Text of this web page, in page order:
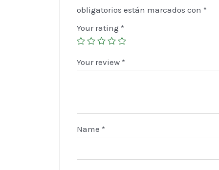
obligatorios están marcados con *
Your rating *
Your review *
Name *